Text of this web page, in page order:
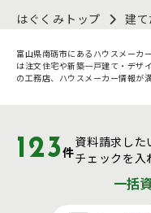
はぐくみトップ 建て
富山県南砺市にあるハウスメーカ
は注文住宅や新築一戸建て・デザ
の工務店、ハウスメーカー情報が
123件
資料請求した
チェックを入
一括